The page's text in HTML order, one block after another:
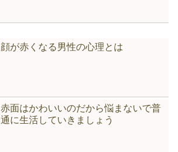
顔が赤くなる男性の心理とは
赤面はかわいいのだから悩まないで普
通に生活していきましょう